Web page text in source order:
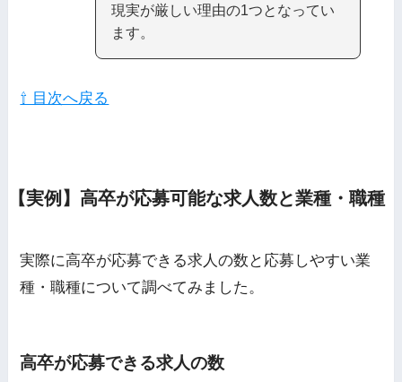
現実が厳しい理由の1つとなってい
ます。
⇧ 目次へ戻る
【実例】高卒が応募可能な求人数と業種・職種
実際に高卒が応募できる求人の数と応募しやすい業
種・職種について調べてみました。
高卒が応募できる求人の数